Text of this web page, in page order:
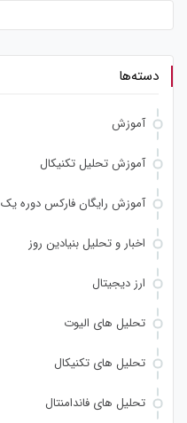
دسته‌ها
آموزش
آموزش تحلیل تکنیکال
آموزش رایگان فارکس دوره یک
اخبار و تحلیل بنیادین روز
ارز دیجیتال
تحلیل های الیوت
تحلیل های تکنیکال
تحلیل های فاندامنتال